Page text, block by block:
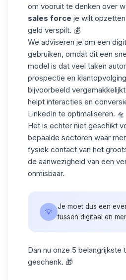
om vooruit te denken over
sales force je wilt
geld verspilt. 💰
We adviseren je om een
gebruiken, omdat dit een
model is dat veel taken
prospectie en
bijvoorbeeld
helpt interacties en
LinkedIn te optimaliseren. 🛸
Het is echter niet geschikt
bepaalde sectoren waar
fysiek contact van het
de aanwezigheid van een
onmisbaar.
💡
Je moet dus een
tussen digitaal en
Dan nu onze 5 belangrijkste
geschenk. 🎁